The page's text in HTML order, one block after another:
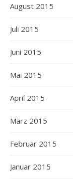
August 2015
Juli 2015
Juni 2015
Mai 2015
April 2015
März 2015
Februar 2015
Januar 2015